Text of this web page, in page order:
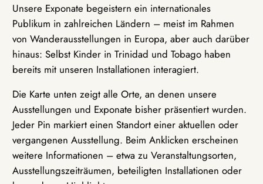
Unsere Exponate begeistern ein internationales
Publikum in zahlreichen Ländern – meist im Rahmen
von Wanderausstellungen in Europa, aber auch darüber
hinaus: Selbst Kinder in Trinidad und Tobago haben
bereits mit unseren Installationen interagiert.
Die Karte unten zeigt alle Orte, an denen unsere
Ausstellungen und Exponate bisher präsentiert wurden.
Jeder Pin markiert einen Standort einer aktuellen oder
vergangenen Ausstellung. Beim Anklicken erscheinen
weitere Informationen – etwa zu Veranstaltungsorten,
Ausstellungszeiträumen, beteiligten Installationen oder